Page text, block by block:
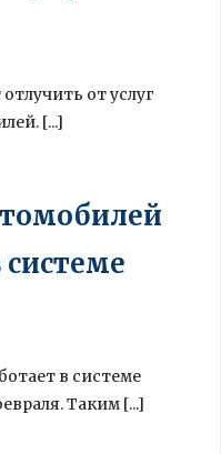
от услуг
[...]
в системе
Таким [...]